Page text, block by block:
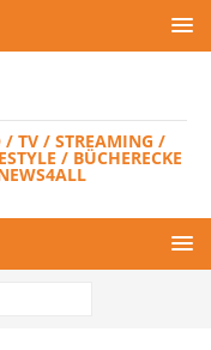
TV / STREAMING /
/ BÜCHERECKE